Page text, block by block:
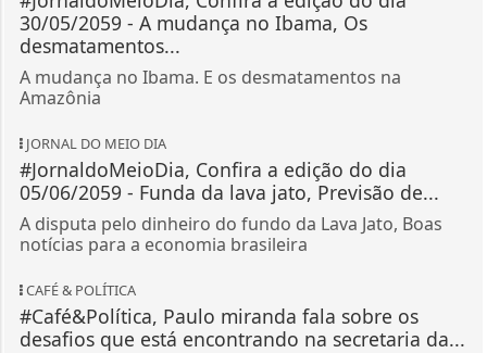
30/05/2059 - A mudança no Ibama, Os
desmatamentos...
A mudança no Ibama. E os desmatamentos na
Amazônia
JORNAL DO MEIO DIA
#JornaldoMeioDia, Confira a edição do dia
05/06/2059 - Funda da lava jato, Previsão de...
A disputa pelo dinheiro do fundo da Lava Jato, Boas
notícias para a economia brasileira
CAFÉ & POLÍTICA
#Café&Política, Paulo miranda fala sobre os
desafios que está encontrando na secretaria da...